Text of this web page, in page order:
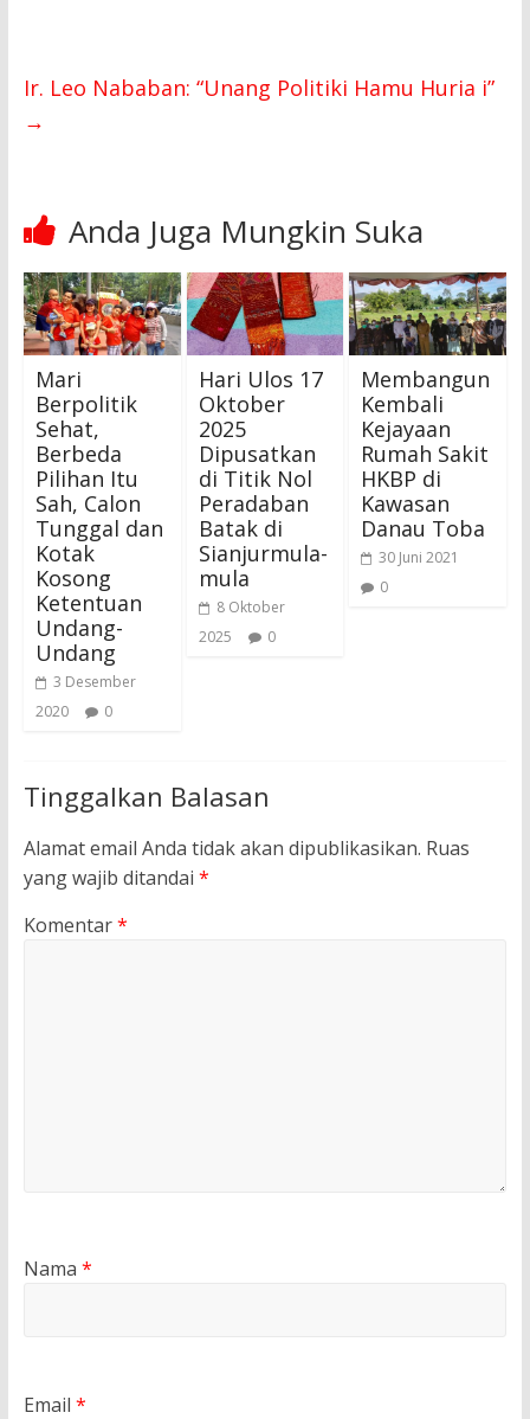
Ir. Leo Nababan: “Unang Politiki Hamu Huria i”
→
Anda Juga Mungkin Suka
Mari
Berpolitik
Sehat,
Berbeda
Pilihan Itu
Sah, Calon
Tunggal dan
Kotak
Kosong
Ketentuan
Undang-
Undang
3 Desember
2020
0
Hari Ulos 17
Oktober
2025
Dipusatkan
di Titik Nol
Peradaban
Batak di
Sianjurmula-
mula
8 Oktober
2025
0
Membangun
Kembali
Kejayaan
Rumah Sakit
HKBP di
Kawasan
Danau Toba
30 Juni 2021
0
Tinggalkan Balasan
Alamat email Anda tidak akan dipublikasikan. Ruas
yang wajib ditandai *
Komentar*
Nama *
Email *